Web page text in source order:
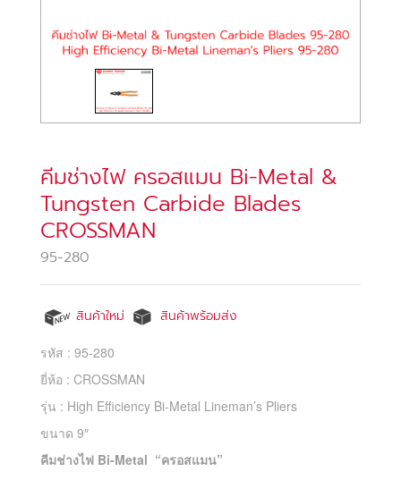
คีมช่างไฟ ครอสแมน Bi-Metal &
Tungsten Carbide Blades
CROSSMAN
95-280
สินค้าใหม่ สินค้าพร้อมส่ง
รหัส : 95-280
ยี่ห้อ : CROSSMAN
รุ่น : High Efficiency Bi-Metal Lineman’s Pliers
ขนาด 9″
คีมช่างไฟ Bi-Metal “ครอสแมน”